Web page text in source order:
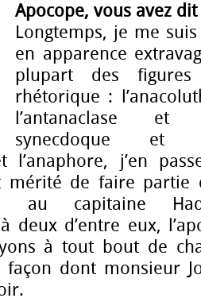
Apocope, vous avez
Longtemps, je me
en apparence
plupart des
rhétorique :
l’antanaclase et
synecdoque et
l’anaphore, j’en
mérité de faire partie
au capitaine
deux d’entre eux,
à tout bout de
façon dont monsieur